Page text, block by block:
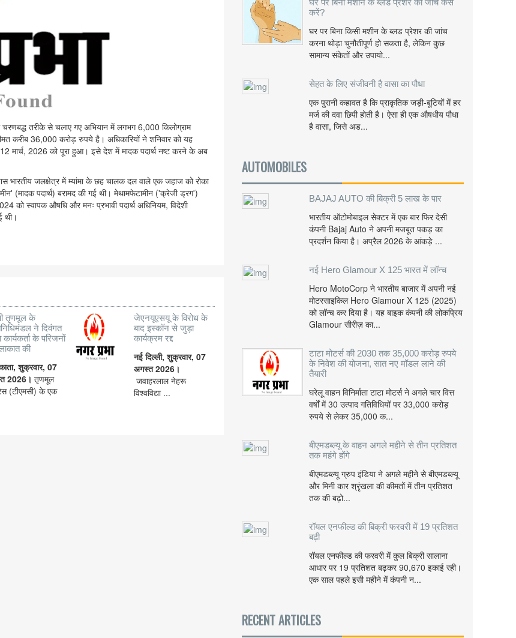
तरीके से चलाए गए अभियान में लगभग 6,000 किलोग्राम
करीब 36,000 करोड़ रुपये है। अधिकारियों ने शनिवार को यह
मार्च, 2026 को पूरा हुआ। इसे देश में मादक पदार्थ नष्ट करने के अब
भारतीय जलक्षेत्र में म्यांमा के छह चालक दल वाले एक जहाज को रोका
(मादक पदार्थ) बरामद की गई थी। मेथामफेटामीन ('क्रेजी ड्रग')
को स्वापक औषधि और मनः प्रभावी पदार्थ अधिनियम, विदेशी
थी।
तृणमूल के
ने दिवंगत
के परिजनों
की
शुक्रवार, 07
2026।तृणमूल
(टीएमसी) के एक
जेएनयूएसयू के विरोध के
बाद इस्कॉन से जुड़ा
कार्यक्रम रद्द
नई दिल्ली, शुक्रवार, 07
अगस्त 2026।
जवाहरलाल नेहरू
विश्वविद्या ...
घर पर बिना मशीन के ब्लड प्रेशर की जाँच कैसे
करें?
घर पर बिना किसी मशीन के ब्लड प्रेशर की जांच
करना थोड़ा चुनौतीपूर्ण हो सकता है, लेकिन कुछ
सामान्य संकेतों और उपायो...
सेहत के लिए संजीवनी है वासा का पौधा
एक पुरानी कहावत है कि प्राकृतिक जड़ी-बूटियों में हर
मर्ज की दवा छिपी होती है। ऐसा ही एक औषधीय पौधा
है वासा, जिसे अड...
AUTOMOBILES
BAJAJ AUTO की बिक्री 5 लाख के पार
भारतीय ऑटोमोबाइल सेक्टर में एक बार फिर देसी
कंपनी Bajaj Auto ने अपनी मजबूत पकड़ का
प्रदर्शन किया है। अप्रैल 2026 के आंकड़े ...
नई Hero Glamour X 125 भारत में लॉन्च
Hero MotoCorp ने भारतीय बाजार में अपनी नई
मोटरसाइकिल Hero Glamour X 125 (2025)
को लॉन्च कर दिया है। यह बाइक कंपनी की लोकप्रिय
Glamour सीरीज़ का...
टाटा मोटर्स की 2030 तक 35,000 करोड़ रुपये
के निवेश की योजना, सात नए मॉडल लाने की
तैयारी
घरेलू वाहन विनिर्माता टाटा मोटर्स ने अगले चार वित्त
वर्षों में 30 उत्पाद गतिविधियों पर 33,000 करोड़
रुपये से लेकर 35,000 क...
बीएमडब्ल्यू के वाहन अगले महीने से तीन प्रतिशत
तक महंगे होंगे
बीएमडब्ल्यू ग्रुप इंडिया ने अगले महीने से बीएमडब्ल्यू
और मिनी कार श्रृंखला की कीमतों में तीन प्रतिशत
तक की बढ़ो...
रॉयल एनफील्ड की बिक्री फरवरी में 19 प्रतिशत
बढ़ी
रॉयल एनफील्ड की फरवरी में कुल बिक्री सालाना
आधार पर 19 प्रतिशत बढ़कर 90,670 इकाई रही।
एक साल पहले इसी महीने में कंपनी न...
RECENT ARTICLES